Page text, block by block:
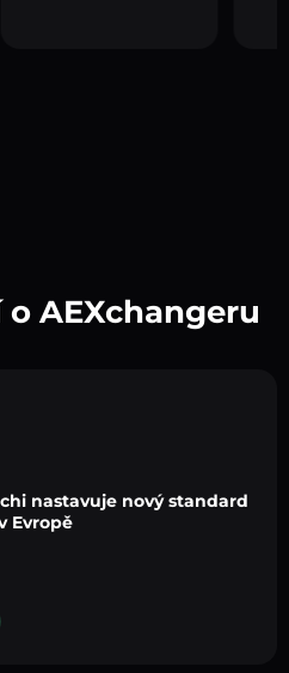
AEXchangeru
nastavuje nový standard
Evropě